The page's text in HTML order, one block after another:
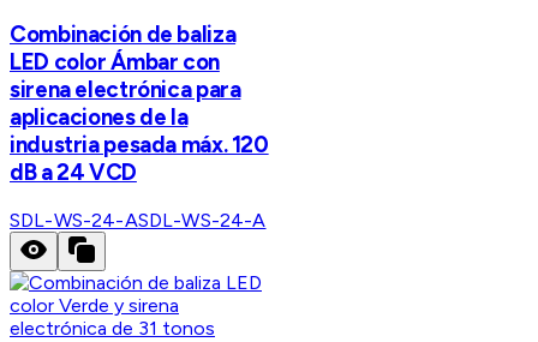
Combinación de baliza
LED color Ámbar con
sirena electrónica para
aplicaciones de la
industria pesada máx. 120
dB a 24 VCD
SDL-WS-24-ASDL-WS-24-A